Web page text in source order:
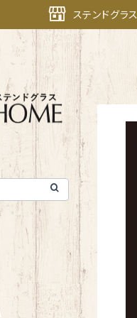
ステンドグラ